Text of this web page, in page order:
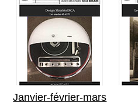
Janvier-février-mars